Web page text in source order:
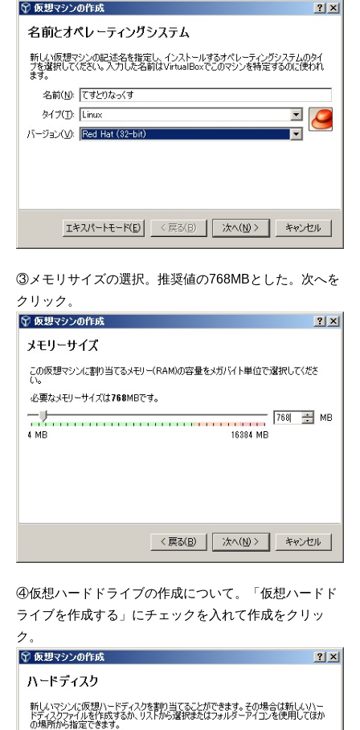
③メモリサイズの選択。推奨値の768MBとした。次へを
クリック。
④仮想ハードドライブの作成について。「仮想ハードド
ライブを作成する」にチェックを入れて作成をクリッ
ク。